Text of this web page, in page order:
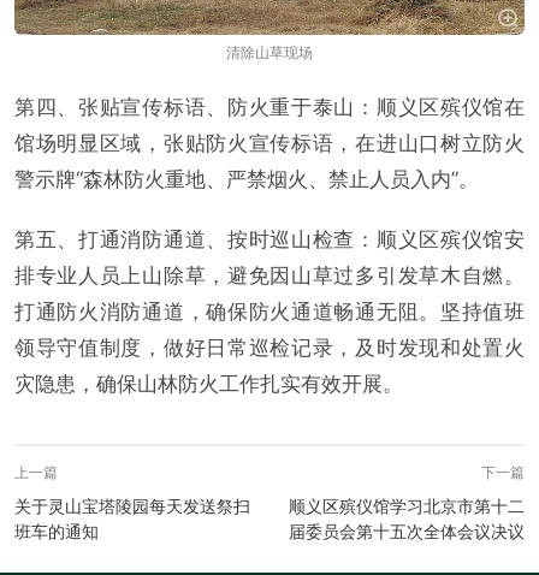
清除山草现场
第四、张贴宣传标语、防火重于泰山：顺义区殡仪馆在
馆场明显区域，张贴防火宣传标语，在进山口树立防火
警示牌“森林防火重地、严禁烟火、禁止人员入内”。
第五、打通消防通道、按时巡山检查：顺义区殡仪馆安
排专业人员上山除草，避免因山草过多引发草木自燃。
打通防火消防通道，确保防火通道畅通无阻。坚持值班
领导守值制度，做好日常巡检记录，及时发现和处置火
灾隐患，确保山林防火工作扎实有效开展。
上一篇
关于灵山宝塔陵园每天发送祭扫
班车的通知
下一篇
顺义区殡仪馆学习北京市第十二
届委员会第十五次全体会议决议